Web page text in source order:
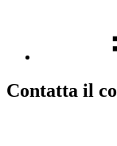
Contatta il